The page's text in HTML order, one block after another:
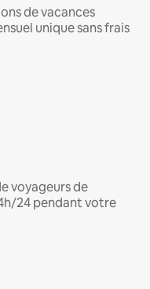
de vacances
unique sans frais
voyageurs de
24 pendant votre